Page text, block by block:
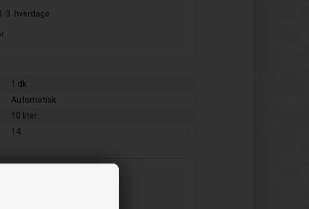
3 hverdage
1 dk
Automatisk
10 liter
14